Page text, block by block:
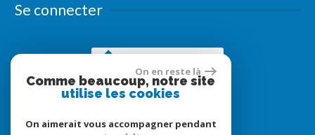
Se connecter
On en reste là
Comme beaucoup, notre site
utilise les cookies
On aimerait vous accompagner pendant